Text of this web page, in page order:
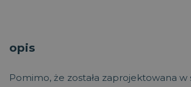
opis
Pomimo, że została zaprojektowana w